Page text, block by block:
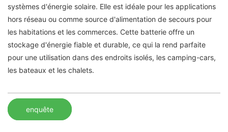
systèmes d'énergie solaire. Elle est idéale pour les applications
hors réseau ou comme source d'alimentation de secours pour
les habitations et les commerces. Cette batterie offre un
stockage d'énergie fiable et durable, ce qui la rend parfaite
pour une utilisation dans des endroits isolés, les camping-cars,
les bateaux et les chalets.
enquête